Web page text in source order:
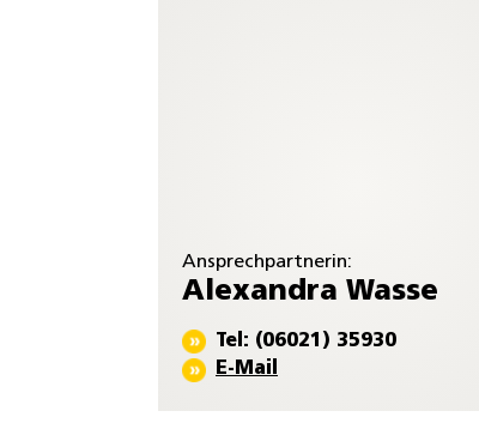
Ansprechpartnerin:
Alexandra Wasse
Tel: (06021) 35930
E-Mail